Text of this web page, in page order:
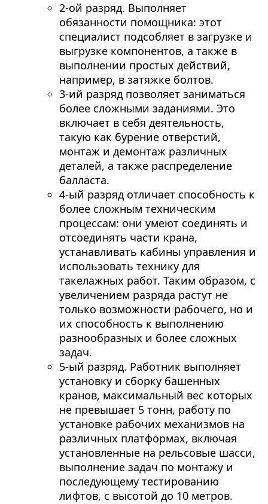
2-ой разряд. Выполняет
обязанности помощника: этот
специалист подсобляет в загрузке и
выгрузке компонентов, а также в
выполнении простых действий,
например, в затяжке болтов.
3-ий разряд позволяет заниматься
более сложными заданиями. Это
включает в себя деятельность,
такую как бурение отверстий,
монтаж и демонтаж различных
деталей, а также распределение
балласта.
4-ый разряд отличает способность к
более сложным техническим
процессам: они умеют соединять и
отсоединять части крана,
устанавливать кабины управления и
использовать технику для
такелажных работ. Таким образом, с
увеличением разряда растут не
только возможности рабочего, но и
их способность к выполнению
разнообразных и более сложных
задач.
5-ый разряд. Работник выполняет
установку и сборку башенных
кранов, максимальный вес которых
не превышает 5 тонн, работу по
установке рабочих механизмов на
различных платформах, включая
установленные на рельсовые шасси,
выполнение задач по монтажу и
последующему тестированию
лифтов, с высотой до 10 метров.